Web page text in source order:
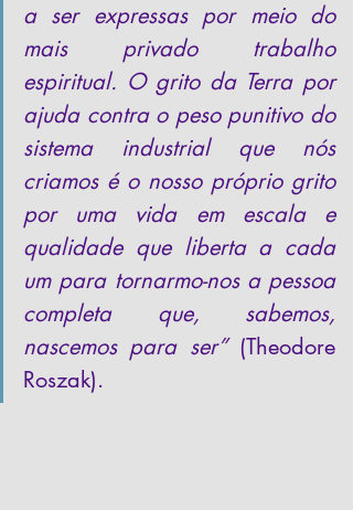
a ser expressas por meio do
mais privado trabalho
espiritual. O grito da Terra por
ajuda contra o peso punitivo do
sistema industrial que nós
criamos é o nosso próprio grito
por uma vida em escala e
qualidade que liberta a cada
um para tornarmo-nos a pessoa
completa que, sabemos,
nascemos para ser” (Theodore
Roszak).